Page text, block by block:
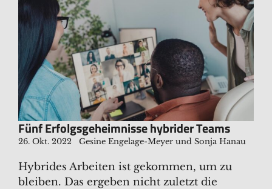
Fünf Erfolgsgeheimnisse hybrider Teams
26. Okt. 2022 Gesine Engelage-Meyer und Sonja Hanau
Hybrides Arbeiten ist gekommen, um zu
bleiben. Das ergeben nicht zuletzt die